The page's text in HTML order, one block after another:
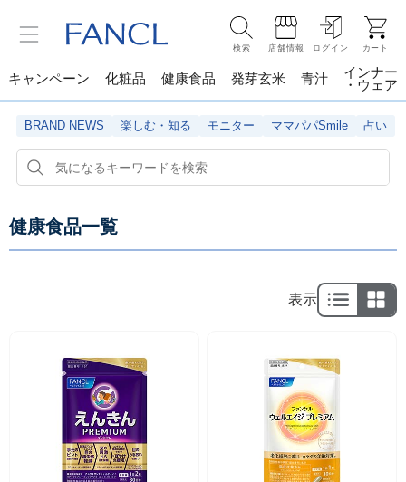
検索 店舗情報 ログイン カート
キャンペーン 化粧品 健康食品 発芽玄米 青汁
インナー
・ウェア
BRAND NEWS 楽しむ・知る モニター ママパパSmile 占い
健康食品一覧
表示